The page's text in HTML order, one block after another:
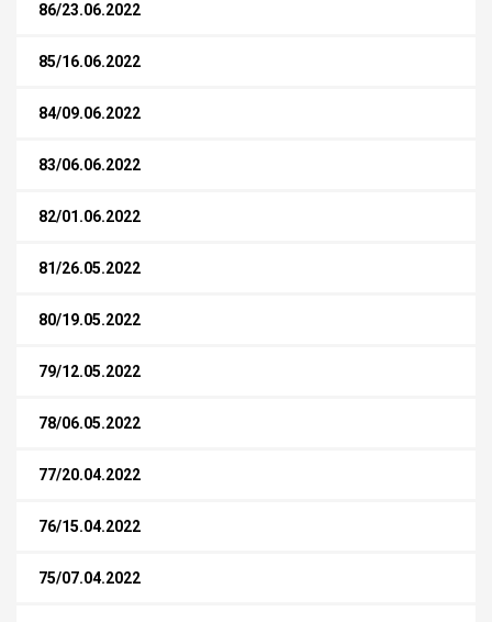
86/23.06.2022
85/16.06.2022
84/09.06.2022
83/06.06.2022
82/01.06.2022
81/26.05.2022
80/19.05.2022
79/12.05.2022
78/06.05.2022
77/20.04.2022
76/15.04.2022
75/07.04.2022